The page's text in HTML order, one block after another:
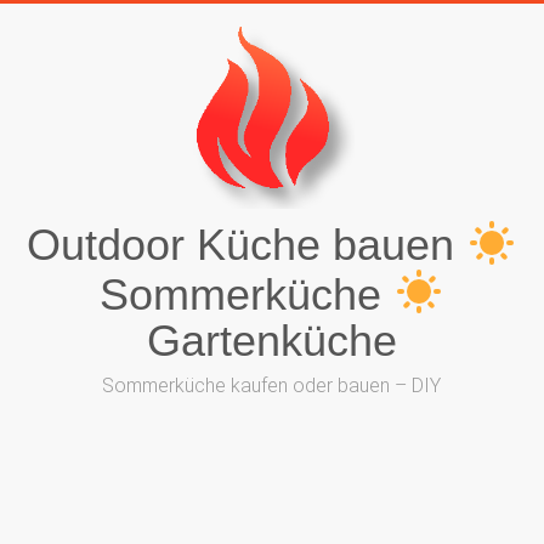
Outdoor Küche bauen
Sommerküche
Gartenküche
Sommerküche kaufen oder bauen – DIY